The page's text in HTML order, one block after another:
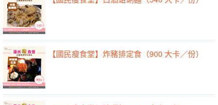
【國民瘦食堂】炸豬排定食（900 大卡／份）